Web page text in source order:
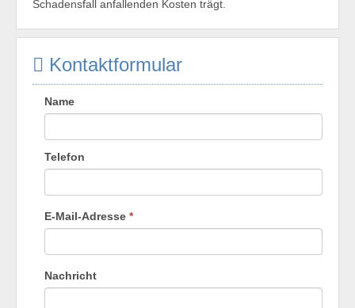
Schadensfall anfallenden Kosten trägt.
Kontaktformular
Name
Telefon
E-Mail-Adresse *
Nachricht